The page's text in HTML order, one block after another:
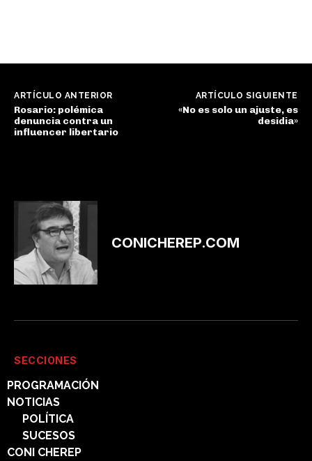
ARTÍCULO ANTERIOR
Rosario: polémica
denuncia contra un
influencer libertario
ARTÍCULO SIGUIENTE
«No es solo un ajuste, es
desidia»
CONICHEREP.COM
SECCIONES
PROGRAMACIÓN
NOTICIAS
POLÍTICA
SUCESOS
CONI CHEREP